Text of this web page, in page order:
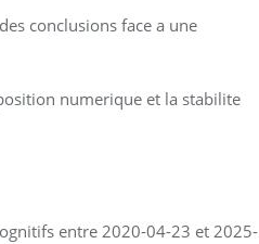
conclusions face a une
numerique et la stabilite
entre 2020-04-23 et 2025-